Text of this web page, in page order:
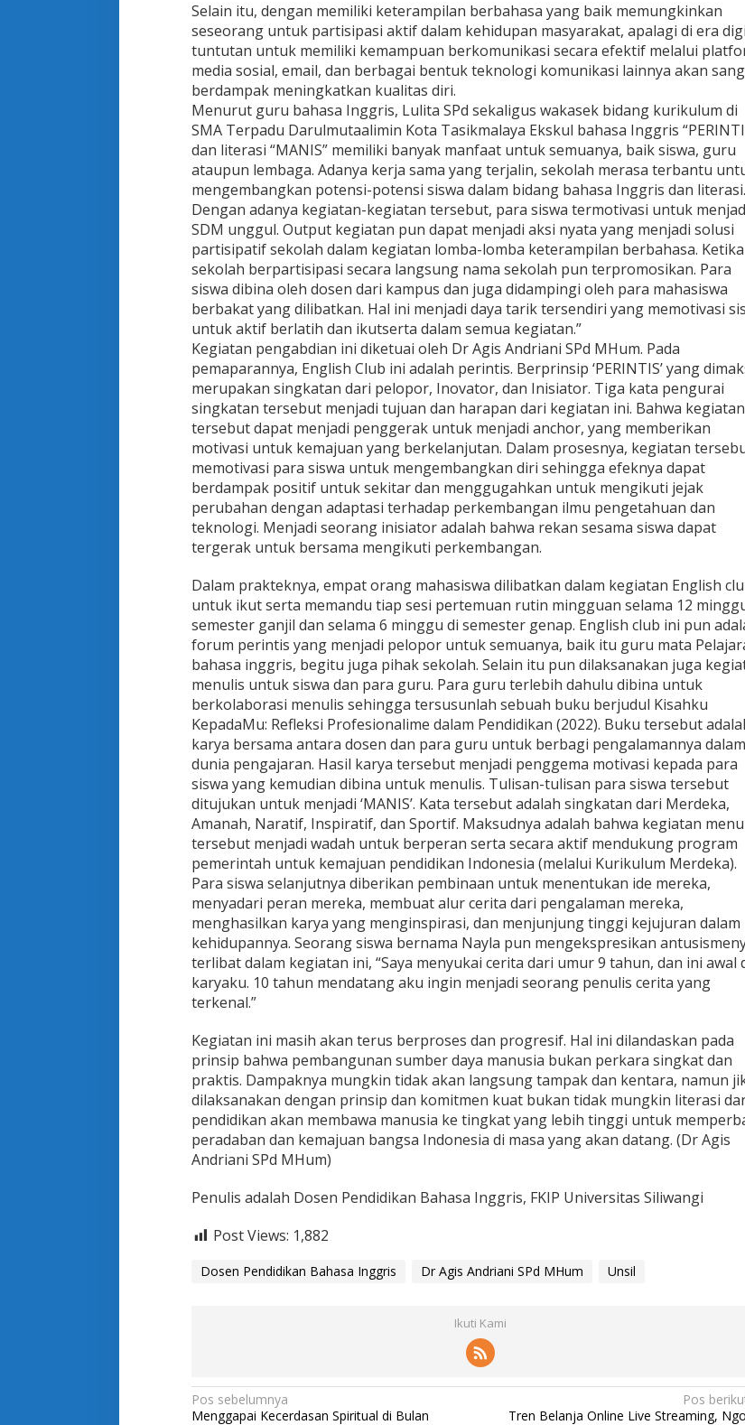
Selain itu, dengan memiliki keterampilan berbahasa yang baik memungkinkan
seseorang untuk partisipasi aktif dalam kehidupan masyarakat, apalagi di era
tuntutan untuk memiliki kemampuan berkomunikasi secara efektif melalui
media sosial, email, dan berbagai bentuk teknologi komunikasi lainnya akan
berdampak meningkatkan kualitas diri.
Menurut guru bahasa Inggris, Lulita SPd sekaligus wakasek bidang kurikulum di
SMA Terpadu Darulmutaalimin Kota Tasikmalaya Ekskul bahasa Inggris
dan literasi “MANIS” memiliki banyak manfaat untuk semuanya, baik siswa, guru
ataupun lembaga. Adanya kerja sama yang terjalin, sekolah merasa terbantu
mengembangkan potensi-potensi siswa dalam bidang bahasa Inggris dan literasi.
Dengan adanya kegiatan-kegiatan tersebut, para siswa termotivasi untuk
SDM unggul. Output kegiatan pun dapat menjadi aksi nyata yang menjadi solusi
partisipatif sekolah dalam kegiatan lomba-lomba keterampilan berbahasa. Ketika
sekolah berpartisipasi secara langsung nama sekolah pun terpromosikan. Para
siswa dibina oleh dosen dari kampus dan juga didampingi oleh para mahasiswa
berbakat yang dilibatkan. Hal ini menjadi daya tarik tersendiri yang memotivasi
untuk aktif berlatih dan ikutserta dalam semua kegiatan.”
Kegiatan pengabdian ini diketuai oleh Dr Agis Andriani SPd MHum. Pada
pemaparannya, English Club ini adalah perintis. Berprinsip ‘PERINTIS’ yang
merupakan singkatan dari pelopor, Inovator, dan Inisiator. Tiga kata pengurai
singkatan tersebut menjadi tujuan dan harapan dari kegiatan ini. Bahwa kegiatan
tersebut dapat menjadi penggerak untuk menjadi anchor, yang memberikan
motivasi untuk kemajuan yang berkelanjutan. Dalam prosesnya, kegiatan
memotivasi para siswa untuk mengembangkan diri sehingga efeknya dapat
berdampak positif untuk sekitar dan menggugahkan untuk mengikuti jejak
perubahan dengan adaptasi terhadap perkembangan ilmu pengetahuan dan
teknologi. Menjadi seorang inisiator adalah bahwa rekan sesama siswa dapat
tergerak untuk bersama mengikuti perkembangan.
Dalam prakteknya, empat orang mahasiswa dilibatkan dalam kegiatan English
untuk ikut serta memandu tiap sesi pertemuan rutin mingguan selama 12
semester ganjil dan selama 6 minggu di semester genap. English club ini pun
forum perintis yang menjadi pelopor untuk semuanya, baik itu guru mata
bahasa inggris, begitu juga pihak sekolah. Selain itu pun dilaksanakan juga
menulis untuk siswa dan para guru. Para guru terlebih dahulu dibina untuk
berkolaborasi menulis sehingga tersusunlah sebuah buku berjudul Kisahku
KepadaMu: Refleksi Profesionalime dalam Pendidikan (2022). Buku tersebut
karya bersama antara dosen dan para guru untuk berbagi pengalamannya dalam
dunia pengajaran. Hasil karya tersebut menjadi penggema motivasi kepada para
siswa yang kemudian dibina untuk menulis. Tulisan-tulisan para siswa tersebut
ditujukan untuk menjadi ‘MANIS’. Kata tersebut adalah singkatan dari Merdeka,
Amanah, Naratif, Inspiratif, dan Sportif. Maksudnya adalah bahwa kegiatan
tersebut menjadi wadah untuk berperan serta secara aktif mendukung program
pemerintah untuk kemajuan pendidikan Indonesia (melalui Kurikulum Merdeka).
Para siswa selanjutnya diberikan pembinaan untuk menentukan ide mereka,
menyadari peran mereka, membuat alur cerita dari pengalaman mereka,
menghasilkan karya yang menginspirasi, dan menjunjung tinggi kejujuran dalam
kehidupannya. Seorang siswa bernama Nayla pun mengekspresikan
terlibat dalam kegiatan ini, “Saya menyukai cerita dari umur 9 tahun, dan ini awal
karyaku. 10 tahun mendatang aku ingin menjadi seorang penulis cerita yang
terkenal.”
Kegiatan ini masih akan terus berproses dan progresif. Hal ini dilandaskan pada
prinsip bahwa pembangunan sumber daya manusia bukan perkara singkat dan
praktis. Dampaknya mungkin tidak akan langsung tampak dan kentara, namun
dilaksanakan dengan prinsip dan komitmen kuat bukan tidak mungkin literasi
pendidikan akan membawa manusia ke tingkat yang lebih tinggi untuk
peradaban dan kemajuan bangsa Indonesia di masa yang akan datang. (Dr Agis
Andriani SPd MHum)
Penulis adalah Dosen Pendidikan Bahasa Inggris, FKIP Universitas Siliwangi
Post Views: 1,882
Dosen Pendidikan Bahasa Inggris Dr Agis Andriani SPd MHum Unsil
Ikuti Kami
N
Pos sebelumnya
Menggapai Kecerdasan Spiritual di Bulan
Pos
Tren Belanja Online Live Streaming,